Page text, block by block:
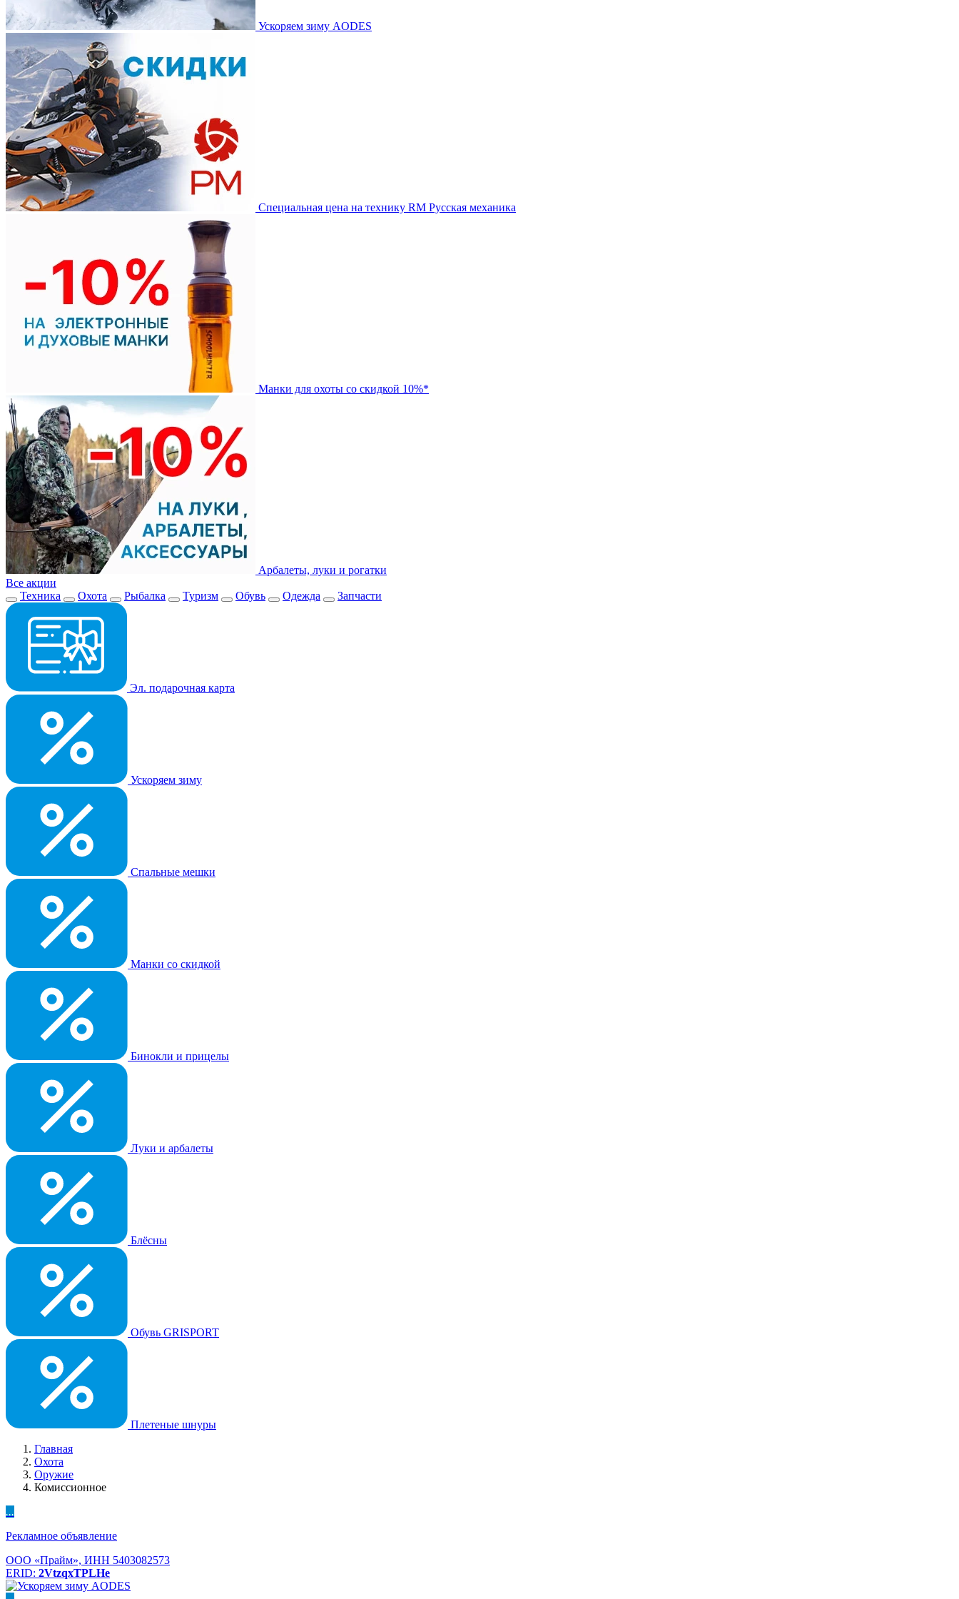
Ускоряем зиму AODES
Специальная цена на технику RM Русская механика
Манки для охоты со скидкой 10%*
Арбалеты, луки и рогатки
Все акции
Техника
Охота Рыбалка Туризм Обувь Одежда Запчасти
Эл. подарочная карта
Ускоряем зиму
Спальные мешки
Манки со скидкой
Бинокли и прицелы
Луки и арбалеты
Блёсны
Обувь GRISPORT
Плетеные шнуры
Главная
Охота
Оружие
Комиссионное
...
Рекламное объявление
ООО «Прайм», ИНН 5403082573
ERID: 2VtzqxTPLHe